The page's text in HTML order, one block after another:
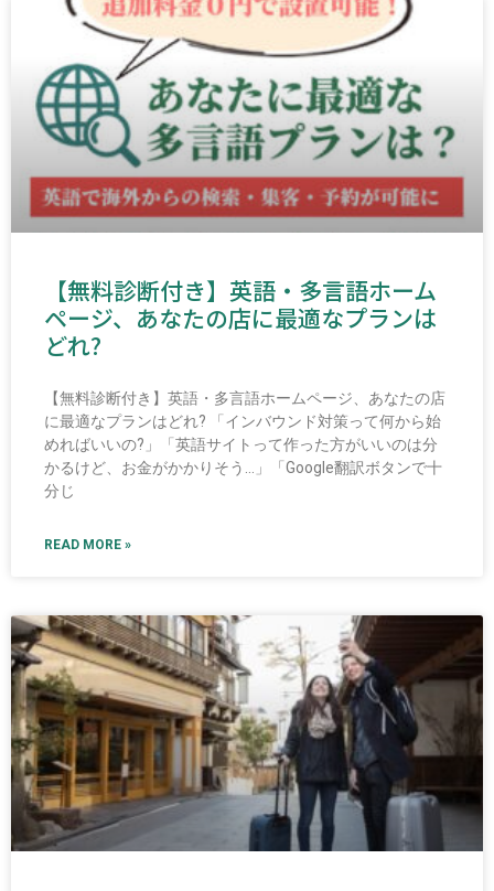
【無料診断付き】英語・多言語ホーム
ページ、あなたの店に最適なプランは
どれ?
【無料診断付き】英語・多言語ホームページ、あなたの店
に最適なプランはどれ? 「インバウンド対策って何から始
めればいいの?」「英語サイトって作った方がいいのは分
かるけど、お金がかかりそう…」「Google翻訳ボタンで十
分じ
READ MORE »